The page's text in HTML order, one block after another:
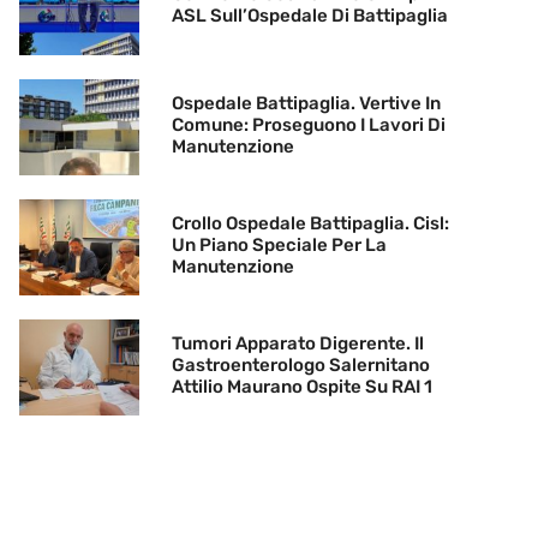
ASL Sull’Ospedale Di Battipaglia
Ospedale Battipaglia. Vertive In
Comune: Proseguono I Lavori Di
Manutenzione
Crollo Ospedale Battipaglia. Cisl:
Un Piano Speciale Per La
Manutenzione
Tumori Apparato Digerente. Il
Gastroenterologo Salernitano
Attilio Maurano Ospite Su RAI 1